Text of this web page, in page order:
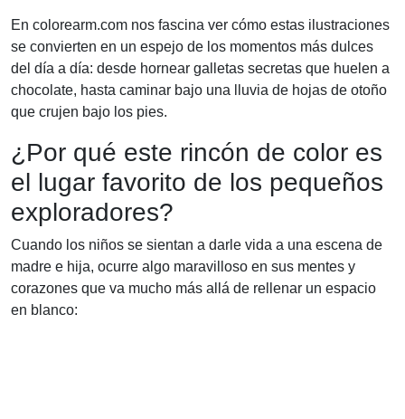
En colorearm.com nos fascina ver cómo estas ilustraciones
se convierten en un espejo de los momentos más dulces
del día a día: desde hornear galletas secretas que huelen a
chocolate, hasta caminar bajo una lluvia de hojas de otoño
que crujen bajo los pies.
¿Por qué este rincón de color es
el lugar favorito de los pequeños
exploradores?
Cuando los niños se sientan a darle vida a una escena de
madre e hija, ocurre algo maravilloso en sus mentes y
corazones que va mucho más allá de rellenar un espacio
en blanco: